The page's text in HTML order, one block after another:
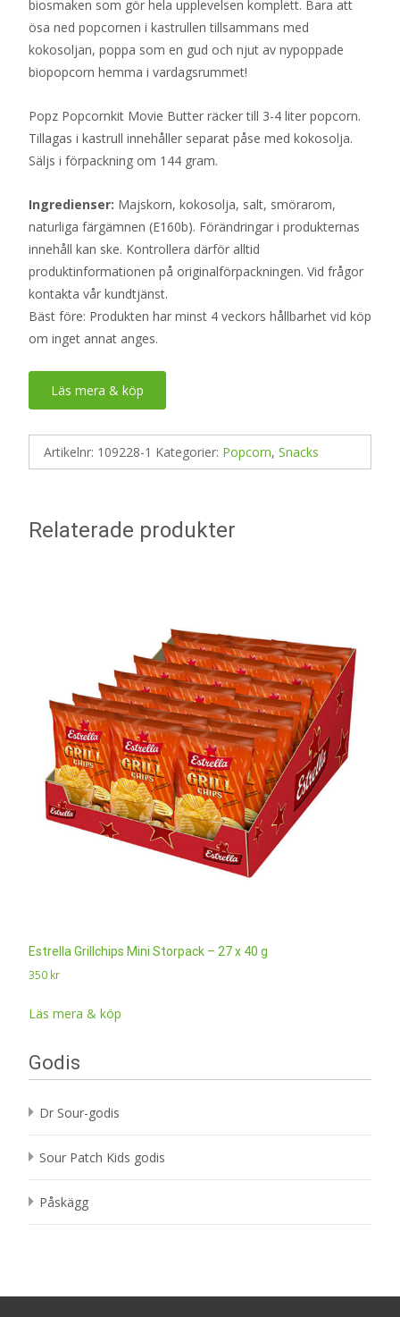
biosmaken som gör hela upplevelsen komplett. Bara att
ösa ned popcornen i kastrullen tillsammans med
kokosoljan, poppa som en gud och njut av nypoppade
biopopcorn hemma i vardagsrummet!
Popz Popcornkit Movie Butter räcker till 3-4 liter popcorn.
Tillagas i kastrull innehåller separat påse med kokosolja.
Säljs i förpackning om 144 gram.
Ingredienser: Majskorn, kokosolja, salt, smörarom,
naturliga färgämnen (E160b). Förändringar i produkternas
innehåll kan ske. Kontrollera därför alltid
produktinformationen på originalförpackningen. Vid frågor
kontakta vår kundtjänst.
Bäst före: Produkten har minst 4 veckors hållbarhet vid köp
om inget annat anges.
Läs mera & köp
Artikelnr: 109228-1 Kategorier: Popcorn, Snacks
Relaterade produkter
Estrella Grillchips Mini Storpack – 27 x 40 g
350 kr
Läs mera & köp
Godis
Dr Sour-godis
Sour Patch Kids godis
Påskägg